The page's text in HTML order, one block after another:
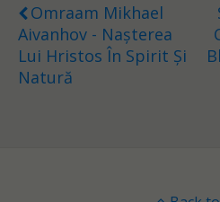
Omraam Mikhael
Aivanhov - Nașterea
Lui Hristos În Spirit Și
Natură